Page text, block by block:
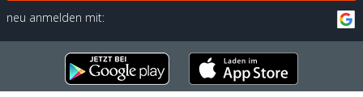
neu anmelden mit: